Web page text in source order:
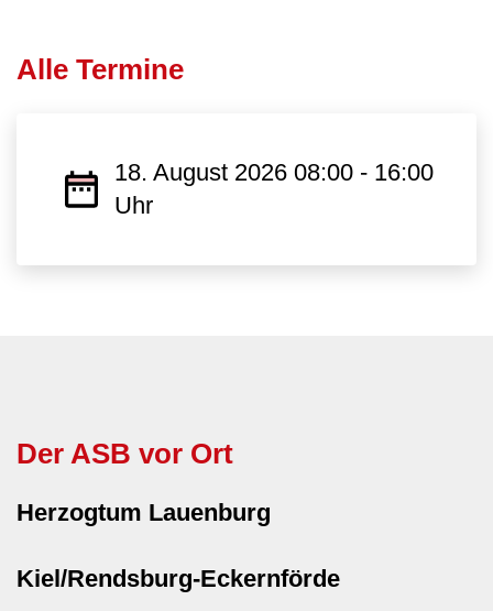
Alle Termine
18. August 2026 08:00 - 16:00
Uhr
Der ASB vor Ort
Herzogtum Lauenburg
Kiel/Rendsburg-Eckernförde